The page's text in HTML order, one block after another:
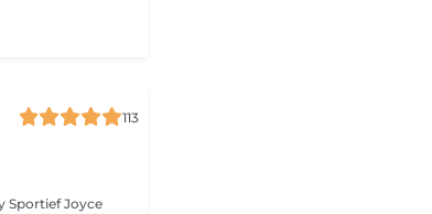
113
Sportief Joyce